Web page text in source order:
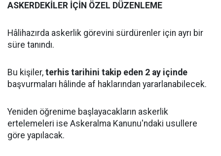
ASKERDEKİLER İÇİN ÖZEL DÜZENLEME
Hâlihazırda askerlik görevini sürdürenler için ayrı bir
süre tanındı.
Bu kişiler, terhis tarihini takip eden 2 ay içinde
başvurmaları hâlinde af haklarından yararlanabilecek.
Yeniden öğrenime başlayacakların askerlik
ertelemeleri ise Askeralma Kanunu'ndaki usullere
göre yapılacak.